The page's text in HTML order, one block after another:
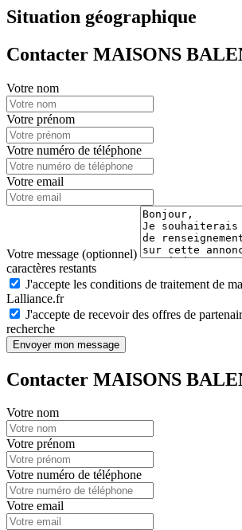
Situation géographique
Contacter MAISONS
Votre nom
Votre prénom
Votre numéro de téléphone
Votre email
Votre message (optionnel)
caractères restants
J'accepte les conditions de traitement de
Lalliance.fr
J'accepte de recevoir des offres de
recherche
Envoyer mon message
Contacter MAISONS
Votre nom
Votre prénom
Votre numéro de téléphone
Votre email